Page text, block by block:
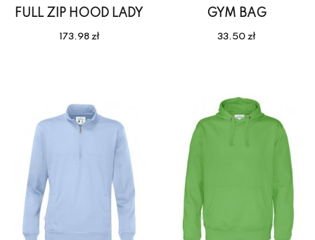
FULL ZIP HOOD LADY
173.98 zł
GYM BAG
33.50 zł